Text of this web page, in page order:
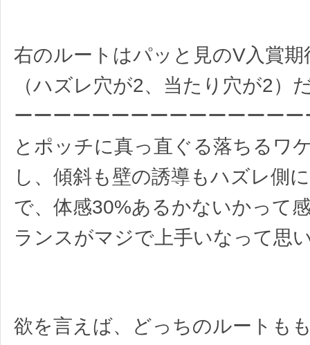
右のルートはパッと見のV入賞期
（ハズレ穴が2、当たり穴が2）
ーーーーーーーーーーーーーー
とポッチに真っ直ぐる落ちるワ
し、傾斜も壁の誘導もハズレ側
で、体感30%あるかないかって
ランスがマジで上手いなって思
欲を言えば、どっちのルートも